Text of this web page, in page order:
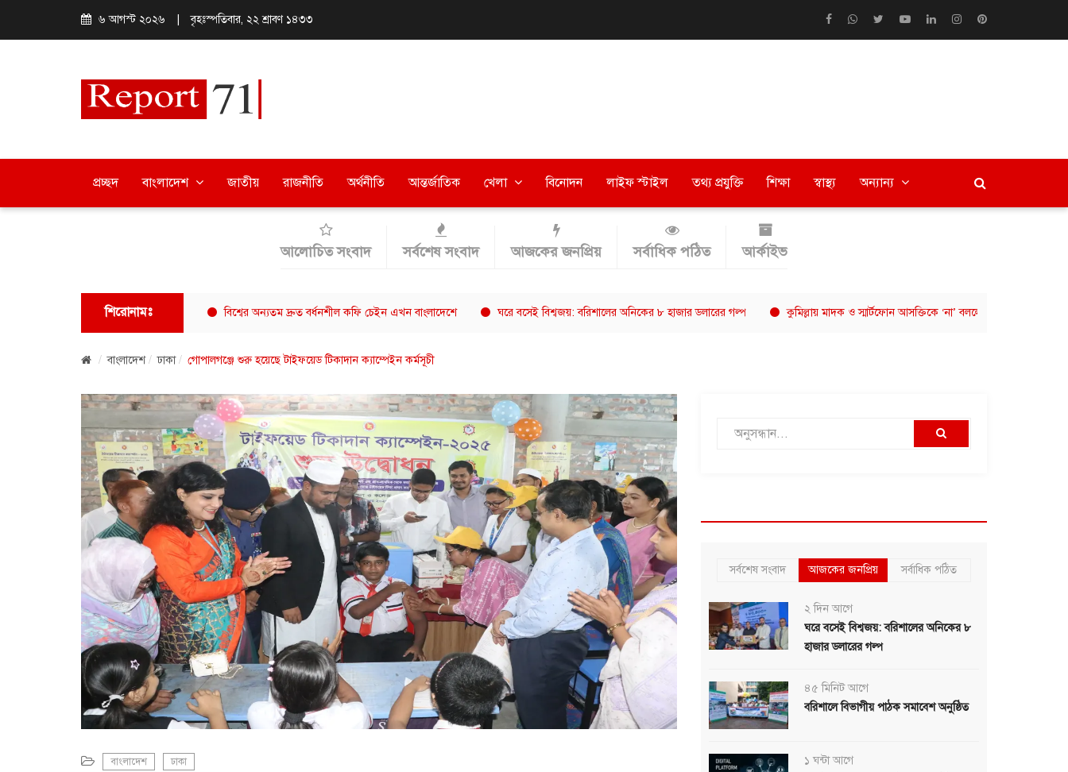
৬ আগস্ট ২০২৬ বৃহঃস্পতিবার, ২২ শ্রাবণ ১৪৩৩
প্রচ্ছদ বাংলাদেশ জাতীয় রাজনীতি অর্থনীতি আন্তর্জাতিক খেলা বিনোদন লাইফ স্টাইল তথ্য প্রযুক্তি শিক্ষা স্বাস্থ্য অন্যান্য
আলোচিত সংবাদ সর্বশেষ সংবাদ আজকের জনপ্রিয় সর্বাধিক পঠিত আর্কাইভ
শিরোনামঃ
বিভাগীয় পাঠক সমাবেশ অনুষ্ঠিত বিশ্বের অন্যতম দ্রুত বর্ধনশীল কফি চেইন এখন বাংলাদেশে ঘরে বসেই বিশ্বজয়: বরিশালের অনিকের ৮ হাজার ডলারের গল্প কুমিল্লায় মাদক ও স্মার্টফোন আসক্তিকে ‘না’ বললো শিক্ষার্থীরা
বাংলাদেশ ঢাকা গোপালগঞ্জে শুরু হয়েছে টাইফয়েড টিকাদান ক্যাম্পেইন কর্মসূচী
বাংলাদেশ ঢাকা
সর্বশেষ সংবাদ আজকের জনপ্রিয় সর্বাধিক পঠিত
২ দিন আগে
ঘরে বসেই বিশ্বজয়: বরিশালের অনিকের ৮
হাজার ডলারের গল্প
৪৫ মিনিট আগে
বরিশালে বিভাগীয় পাঠক সমাবেশ অনুষ্ঠিত
১ ঘন্টা আগে